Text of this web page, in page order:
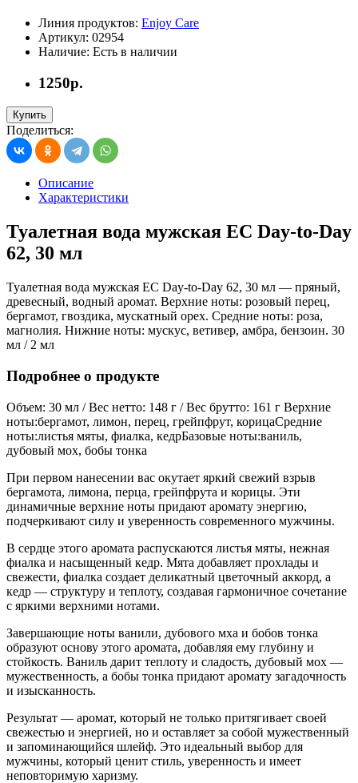
Линия продуктов: Enjoy Care
Артикул: 02954
Наличие: Есть в наличии
1250р.
Купить
Поделиться:
Описание
Характеристики
Туалетная вода мужская EC Day-to-Day
62, 30 мл
Туалетная вода мужская EC Day-to-Day 62, 30 мл — пряный,
древесный, водный аромат. Верхние ноты: розовый перец,
бергамот, гвоздика, мускатный орех. Средние ноты: роза,
магнолия. Нижние ноты: мускус, ветивер, амбра, бензоин. 30
мл / 2 мл
Подробнее о продукте
Объем: 30 мл / Вес нетто: 148 г / Вес брутто: 161 г Верхние
ноты:бергамот, лимон, перец, грейпфрут, корицаСредние
ноты:листья мяты, фиалка, кедрБазовые ноты:ваниль,
дубовый мох, бобы тонка
При первом нанесении вас окутает яркий свежий взрыв
бергамота, лимона, перца, грейпфрута и корицы. Эти
динамичные верхние ноты придают аромату энергию,
подчеркивают силу и уверенность современного мужчины.
В сердце этого аромата распускаются листья мяты, нежная
фиалка и насыщенный кедр. Мята добавляет прохлады и
свежести, фиалка создает деликатный цветочный аккорд, а
кедр — структуру и теплоту, создавая гармоничное сочетание
с яркими верхними нотами.
Завершающие ноты ванили, дубового мха и бобов тонка
образуют основу этого аромата, добавляя ему глубину и
стойкость. Ваниль дарит теплоту и сладость, дубовый мох —
мужественность, а бобы тонка придают аромату загадочность
и изысканность.
Результат — аромат, который не только притягивает своей
свежестью и энергией, но и оставляет за собой мужественный
и запоминающийся шлейф. Это идеальный выбор для
мужчины, который ценит стиль, уверенность и имеет
неповторимую харизму.